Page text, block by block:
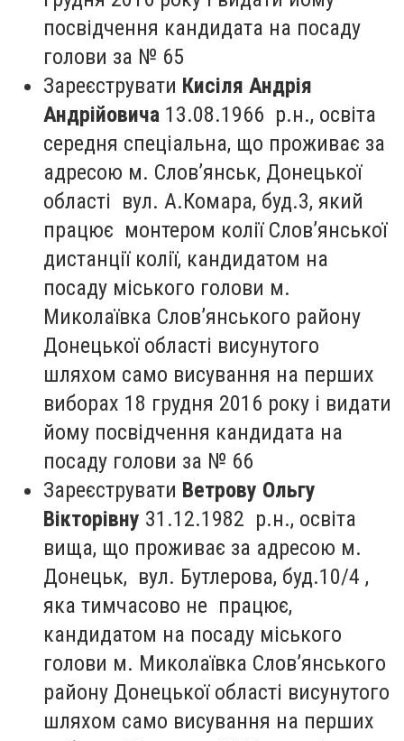
посвідчення кандидата на посаду
голови за № 65
Зареєструвати Кисіля Андрія
Андрійовича 13.08.1966 р.н., освіта
середня спеціальна, що проживає за
адресою м. Слов’янськ, Донецької
області вул. А.Комара, буд.3, який
працює монтером колії Слов’янської
дистанції колії, кандидатом на
посаду міського голови м.
Миколаївка Слов’янського району
Донецької області висунутого
шляхом само висування на перших
виборах 18 грудня 2016 року і видати
йому посвідчення кандидата на
посаду голови за № 66
Зареєструвати Ветрову Ольгу
Вікторівну 31.12.1982 р.н., освіта
вища, що проживає за адресою м.
Донецьк, вул. Бутлерова, буд.10/4 ,
яка тимчасово не працює,
кандидатом на посаду міського
голови м. Миколаївка Слов’янського
району Донецької області висунутого
шляхом само висування на перших